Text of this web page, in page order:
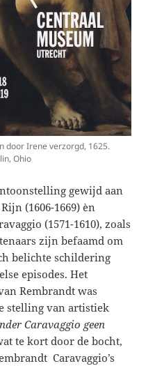
door Irene verzorgd, 1625.
Ohio
gewijd aan
(1606-1669) èn
(1571-1610), zoals
zijn befaamd om
belichte schildering
episodes. Het
Rembrandt was
stelling van artistiek
Caravaggio geen
te kort door de bocht,
Caravaggio’s